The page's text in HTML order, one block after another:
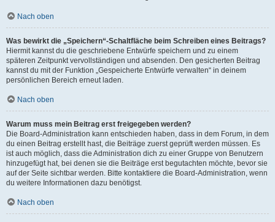
Nach oben
Was bewirkt die „Speichern“-Schaltfläche beim Schreiben eines Beitrags?
Hiermit kannst du die geschriebene Entwürfe speichern und zu einem
späteren Zeitpunkt vervollständigen und absenden. Den gesicherten Beitrag
kannst du mit der Funktion „Gespeicherte Entwürfe verwalten“ in deinem
persönlichen Bereich erneut laden.
Nach oben
Warum muss mein Beitrag erst freigegeben werden?
Die Board-Administration kann entschieden haben, dass in dem Forum, in dem
du einen Beitrag erstellt hast, die Beiträge zuerst geprüft werden müssen. Es
ist auch möglich, dass die Administration dich zu einer Gruppe von Benutzern
hinzugefügt hat, bei denen sie die Beiträge erst begutachten möchte, bevor sie
auf der Seite sichtbar werden. Bitte kontaktiere die Board-Administration, wenn
du weitere Informationen dazu benötigst.
Nach oben